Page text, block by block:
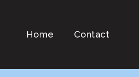
Home Contact